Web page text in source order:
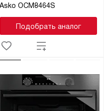
Asko OCM8464S
Подобрать аналог